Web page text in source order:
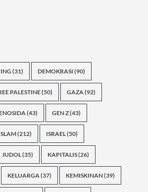
(31) DEMOKRASI (90)
PALESTINE(50) GAZA(92)
(43) GEN Z(43)
(212) ISRAEL(50)
JUDOL(35) KAPITALIS(26)
KELUARGA(37) KEMISKINAN(39)